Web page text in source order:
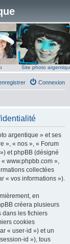
Site photo
Connexion
argentique » et ses
», « nos », « Forum
et phpBB (désigné
www.phpbb.com »,
collectées
« vos informations »).
en
créera plusieurs
dans les fichiers
cookies
« user-id ») et un
id »), tous